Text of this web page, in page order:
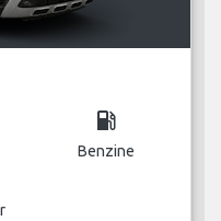
local_gas_station
Benzine